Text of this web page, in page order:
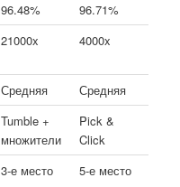
96.48%
96.71%
21000x 4000x
Средняя
Средняя
Tumble +
множители
Pick &
Click
3-е место 5-е место